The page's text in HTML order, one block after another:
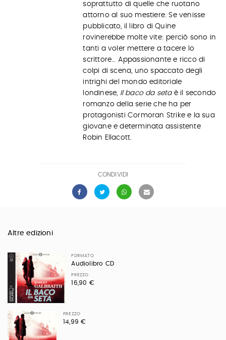
soprattutto di quelle che ruotano
attorno al suo mestiere. Se venisse
pubblicato, il libro di Quine
rovinerebbe molte vite: perciò sono in
tanti a voler mettere a tacere lo
scrittore… Appassionante e ricco di
colpi di scena, uno spaccato degli
intrighi del mondo editoriale
londinese, Il baco da setaè il secondo
romanzo della serie che ha per
protagonisti Cormoran Strike e la sua
giovane e determinata assistente
Robin Ellacott.
CONDIVIDI
Altre edizioni
FORMATO
Audiolibro CD
PREZZO
16,90 €
PREZZO
14,99 €